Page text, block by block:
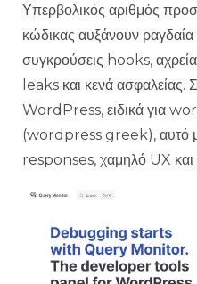
Υπερβολικός αριθμός
κώδικας αυξάνουν ραγδαία
συγκρούσεις hooks,
leaks και κενά ασφαλείας.
WordPress, ειδικά για
(wordpress greek), αυτό
responses, χαμηλό UX και